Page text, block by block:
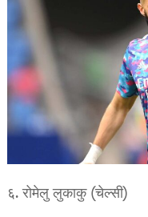
६. रोमेलु लुकाकु (चेल्सी)